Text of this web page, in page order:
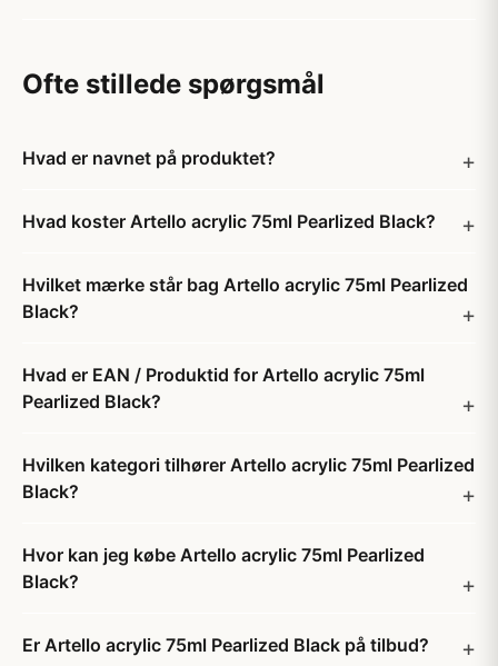
Ofte stillede spørgsmål
Hvad er navnet på produktet?
Hvad koster Artello acrylic 75ml Pearlized Black?
Hvilket mærke står bag Artello acrylic 75ml Pearlized
Black?
Hvad er EAN / Produktid for Artello acrylic 75ml
Pearlized Black?
Hvilken kategori tilhører Artello acrylic 75ml Pearlized
Black?
Hvor kan jeg købe Artello acrylic 75ml Pearlized
Black?
Er Artello acrylic 75ml Pearlized Black på tilbud?